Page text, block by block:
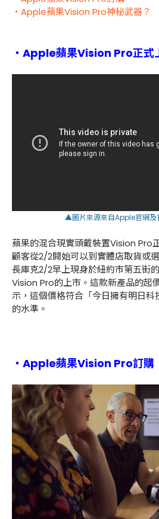
・Apple蘋果Vision Pro神秘武器？
・Apple蘋果Vision Pro正式
▲圖片來源來自Apple官網及
蘋果的混合現實頭戴裝置Vision Pro
顧客從2/2開始可以到實體店取貨或
長庫克2/2早上現身於紐約市第五街
Vision Pro的上市。這款新產品的起
示，這個價格符合「今日擁有明日
的水準。
・Apple蘋果Vision Pro訂購